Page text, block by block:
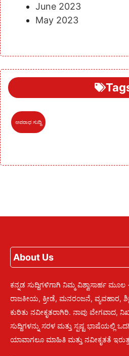
June 2023
May 2023
ಅಪರಾಧ ಸುದ್ದಿ
About Us
ಕನ್ನಡ ಸುದ್ದಿಗಳಿಗಾಗಿ ನಿಮ್ಮ ವಿಶ್ವಾಸಾರ್ಹ
ರಾಜಕೀಯ, ಕ್ರೀಡೆ, ಮನರಂಜನೆ, ವ್ಯವಹಾರ,
ಕುರಿತು ನವೀಕೃತರಾಗಿರಿ. ನಾವು ವೇಗವಾದ,
ಸುದ್ದಿಗಳನ್ನು ಸರಳ ಮತ್ತು ಸ್ಪಷ್ಟ ಭಾಷೆಯಲ್ಲಿ
ಯಾವಾಗಲೂ ಮಾಹಿತಿ ಮತ್ತು ನವೀಕೃತತೆ